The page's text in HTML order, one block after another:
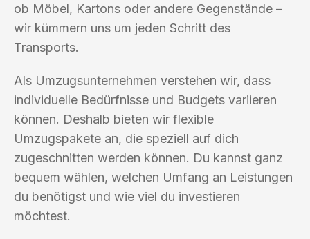
ob Möbel, Kartons oder andere Gegenstände –
wir kümmern uns um jeden Schritt des
Transports.
Als Umzugsunternehmen verstehen wir, dass
individuelle Bedürfnisse und Budgets variieren
können. Deshalb bieten wir flexible
Umzugspakete an, die speziell auf dich
zugeschnitten werden können. Du kannst ganz
bequem wählen, welchen Umfang an Leistungen
du benötigst und wie viel du investieren
möchtest.